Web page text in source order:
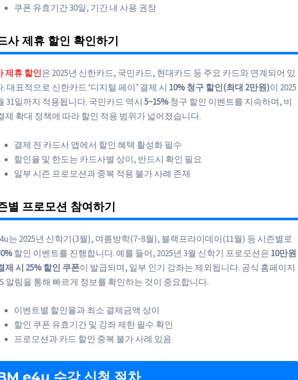
쿠폰 유효기간 30일, 기간 내 사용 권장
사 제휴 할인 확인하기
제휴 할인은 2025년 신한카드, 국민카드, 현대카드 등 주요 카드와 연계되어 있
. 대표적으로 신한카드 ‘디지털 페이’ 결제 시 10% 청구 할인(최대 2만원)이 2025
31일까지 적용됩니다. 국민카드 역시 5~15%청구 할인 이벤트를 지속하며, 비
제 확대 정책에 따라 할인 적용 범위가 넓어졌습니다.
결제 전 카드사 앱에서 할인 혜택 활성화 필수
할인율 및 한도는 카드사별 상이, 반드시 확인 필요
일부 시즌 프로모션과 중복 적용 불가 사례 존재
별 프로모션 참여하기
는 2025년 신학기(3월), 여름방학(7~8월), 블랙프라이데이(11월) 등 시즌별로
할인 이벤트를 진행합니다. 예를 들어, 2025년 3월 신학기 프로모션은 10만원
제 시 25% 할인 쿠폰이 발급되며, 일부 인기 강좌는 제외됩니다. 공식 홈페이지
알림을 통해 빠르게 정보를 확인하는 것이 중요합니다.
이벤트별 할인율과 최소 결제금액 상이
할인 쿠폰 유효기간 및 강좌 제한 필수 확인
프로모션과 카드 할인 중복 불가 사례 있음
e4u 수강 신청 절차